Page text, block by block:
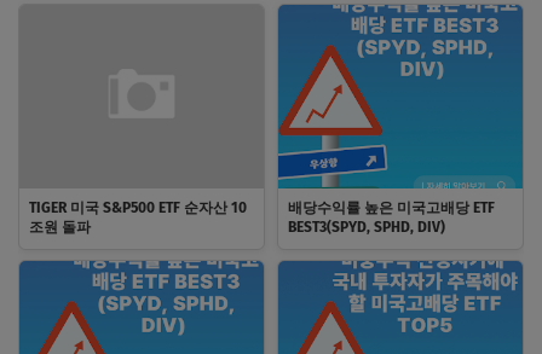
TIGER 미국 S&P500 ETF 순자산 10
조원 돌파
배당수익률 높은 미국고배당 ETF
BEST3(SPYD, SPHD, DIV)